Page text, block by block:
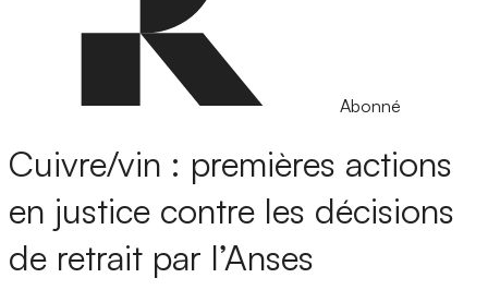
Abonné
Cuivre/vin : premières actions
en justice contre les décisions
de retrait par l’Anses